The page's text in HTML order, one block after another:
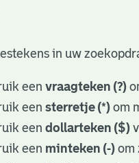
in uw
eenvraagteken (?)
eensterretje (*) om
eendollarteken ($)
een minteken (-) om